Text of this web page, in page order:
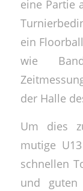
eine Partie
ein
wie
der Halle
Um dies
mutige
schnellen
und guten